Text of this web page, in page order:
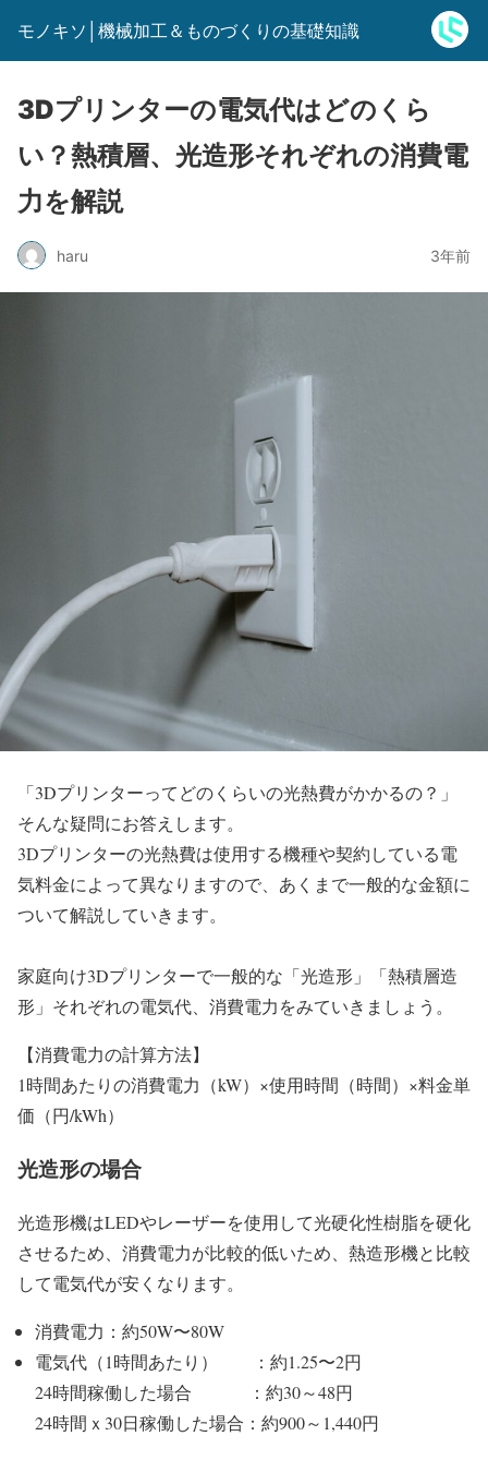
モノキソ│機械加工＆ものづくりの基礎知識
3Dプリンターの電気代はどのくら
い？熱積層、光造形それぞれの消費電
力を解説
haru 3年前
「3Dプリンターってどのくらいの光熱費がかかるの？」
そんな疑問にお答えします。
3Dプリンターの光熱費は使用する機種や契約している電
気料金によって異なりますので、あくまで一般的な金額に
ついて解説していきます。
家庭向け3Dプリンターで一般的な「光造形」「熱積層造
形」それぞれの電気代、消費電力をみていきましょう。
【消費電力の計算方法】
1時間あたりの消費電力（kW）×使用時間（時間）×料金単
価（円/kWh）
光造形の場合
光造形機はLEDやレーザーを使用して光硬化性樹脂を硬化
させるため、消費電力が比較的低いため、熱造形機と比較
して電気代が安くなります。
消費電力：約50W〜80W
電気代（1時間あたり） ：約1.25〜2円
24時間稼働した場合 ：約30～48円
24時間ｘ30日稼働した場合：約900～1,440円